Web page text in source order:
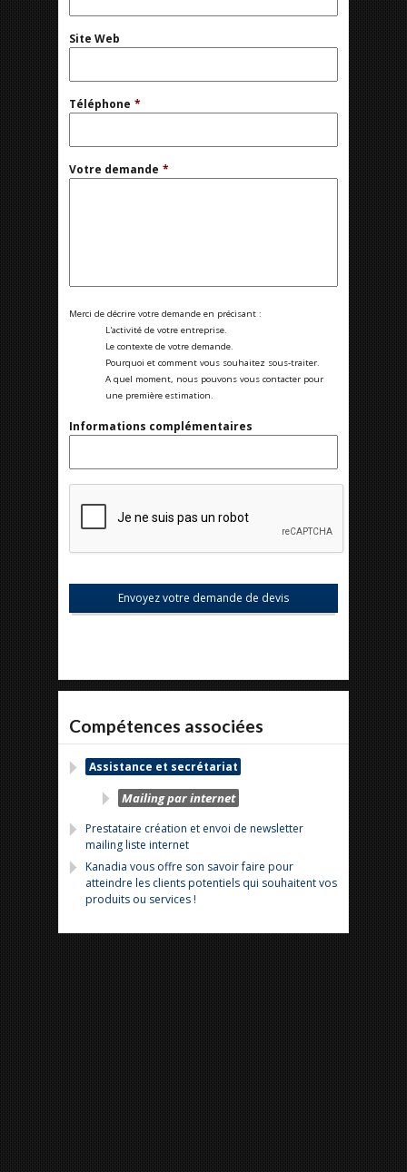
Site Web
Téléphone *
Votre demande *
Merci de décrire votre demande en précisant :
L'activité de votre entreprise.
Le contexte de votre demande.
Pourquoi et comment vous souhaitez sous-traiter.
A quel moment, nous pouvons vous contacter pour
une première estimation.
Informations complémentaires
Compétences associées
Assistance et secrétariat
Mailing par internet
Prestataire création et envoi de newsletter
mailing liste internet
Kanadia vous offre son savoir faire pour
atteindre les clients potentiels qui souhaitent vos
produits ou services !